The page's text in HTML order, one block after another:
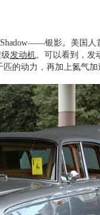
Shadow——银影。美国
发动机。可以看到， 发
匹的动力，再加上氮气